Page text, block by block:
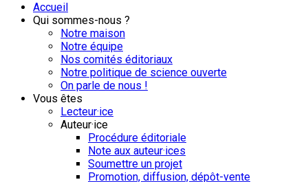
Accueil
Qui sommes-nous ?
Notre maison
Notre équipe
Nos comités éditoriaux
Notre politique de science ouverte
On parle de nous !
Vous êtes
Lecteur·ice
Auteur·ice
Procédure éditoriale
Note aux auteur·ices
Soumettre un projet
Promotion, diffusion, dépôt-vente